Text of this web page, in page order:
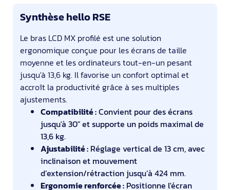
Synthèse hello RSE
Le bras LCD MX profilé est une solution
ergonomique conçue pour les écrans de taille
moyenne et les ordinateurs tout-en-un pesant
jusqu'à 13,6 kg. Il favorise un confort optimal et
accroît la productivité grâce à ses multiples
ajustements.
Compatibilité :Convient pour des écrans
jusqu'à 30" et supporte un poids maximal de
13,6 kg.
Ajustabilité : Réglage vertical de 13 cm, avec
inclinaison et mouvement
d’extension/rétraction jusqu’à 424 mm.
Ergonomie renforcée : Positionne l'écran